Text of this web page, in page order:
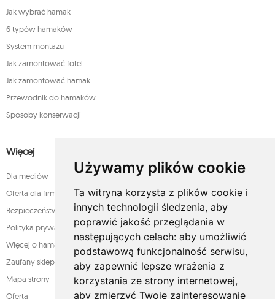
Używamy plików cookie
Ta witryna korzysta z plików cookie i
innych technologii śledzenia, aby
poprawić jakość przeglądania w
następujących celach: aby umożliwić
podstawową funkcjonalność serwisu,
aby zapewnić lepsze wrażenia z
korzystania ze strony internetowej,
aby zmierzyć Twoje zainteresowanie
Jak wybrać hamak
6 typów hamaków
System montażu
Jak zamontować fotel
Jak zamontować hamak
Przewodnik do hamaków
Sposoby konserwacji
Więcej
Dla mediów
Oferta dla firm
Bezpieczeństwo płatności
Polityka prywatności
Więcej o hamakach
Zaufany sklep
Mapa strony
Oferta